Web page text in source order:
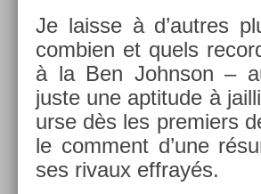
Je lais­se à d’aut­res
com­bi­en et quels
à la Ben Johnson –
juste une ap­titude à
ur­se dès les pre­mi­ers
le com­ment d’une
ses rivaux effrayés.